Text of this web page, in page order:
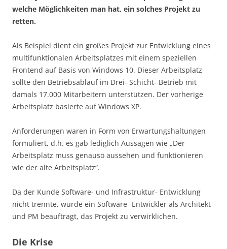
welche Möglichkeiten man hat, ein solches Projekt zu
retten.
Als Beispiel dient ein großes Projekt zur Entwicklung eines
multifunktionalen Arbeitsplatzes mit einem speziellen
Frontend auf Basis von Windows 10. Dieser Arbeitsplatz
sollte den Betriebsablauf im Drei- Schicht- Betrieb mit
damals 17.000 Mitarbeitern unterstützen. Der vorherige
Arbeitsplatz basierte auf Windows XP.
Anforderungen waren in Form von Erwartungshaltungen
formuliert, d.h. es gab lediglich Aussagen wie „Der
Arbeitsplatz muss genauso aussehen und funktionieren
wie der alte Arbeitsplatz“.
Da der Kunde Software- und Infrastruktur- Entwicklung
nicht trennte, wurde ein Software- Entwickler als Architekt
und PM beauftragt, das Projekt zu verwirklichen.
Die Krise